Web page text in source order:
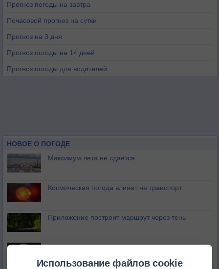
Прогноз погоды на завтра
Почасовой прогноз на сутки
Прогноз на 3 дня
Прогноз погоды на 14 дней
Прогноз погоды для водителей
НОВОЕ О ПОГОДЕ
Максимум лета не сдаётся
Космическая погода влияет на транспорт
Приложение построит маршрут через тень
Атмосфера начала замерзать
Использование файлов cookie